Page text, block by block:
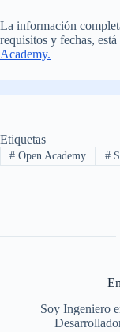
La información
requisitos y fechas,
Academy.
Etiquetas
#Open Academy #
Soy Ingeniero